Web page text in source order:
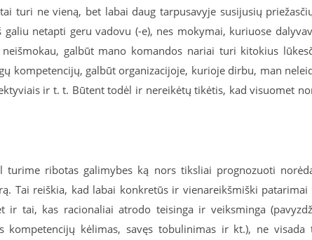
turi ne vieną, bet labai daug tarpusavyje susijusių
netapti geru vadovu (-e), nes mokymai, kuriuose
galbūt mano komandos nariai turi kitokius
kompetencijų, galbūt organizacijoje, kurioje dirbu, man
ir t. t. Būtent todėl ir nereikėtų tikėtis, kad visuomet
turime ribotas galimybes ką nors tiksliai prognozuoti
Tai reiškia, kad labai konkretūs ir vienareikšmiški patarimai
ir tai, kas racionaliai atrodo teisinga ir veiksminga
kompetencijų kėlimas, savęs tobulinimas ir kt.), ne visada